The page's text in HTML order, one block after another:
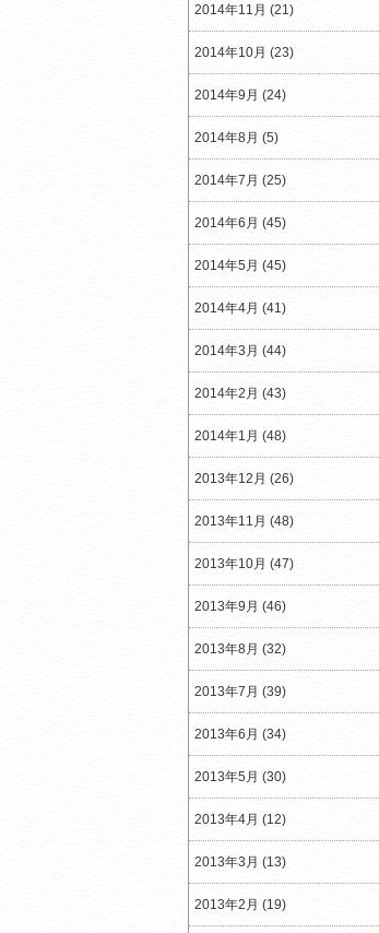
2014年11月 (21)
2014年10月 (23)
2014年9月 (24)
2014年8月 (5)
2014年7月 (25)
2014年6月 (45)
2014年5月 (45)
2014年4月 (41)
2014年3月 (44)
2014年2月 (43)
2014年1月 (48)
2013年12月 (26)
2013年11月 (48)
2013年10月 (47)
2013年9月 (46)
2013年8月 (32)
2013年7月 (39)
2013年6月 (34)
2013年5月 (30)
2013年4月 (12)
2013年3月 (13)
2013年2月 (19)